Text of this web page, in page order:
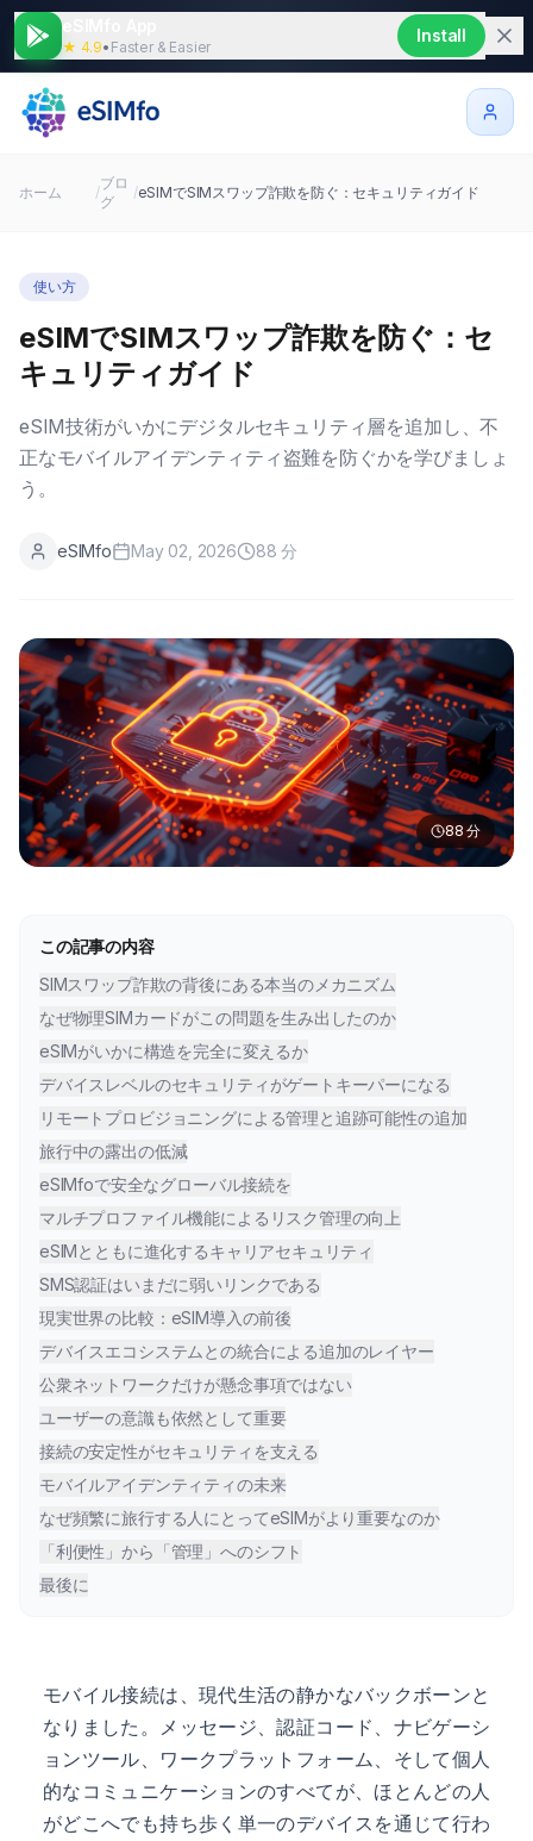
★ 4.9• Faster & Easier
Install
ホーム /
ブロ
グ
/eSIMでSIMスワップ詐欺を防ぐ：セキュリティガイド
使い方
eSIMでSIMスワップ詐欺を防ぐ：セ
キュリティガイド
eSIM技術がいかにデジタルセキュリティ層を追加し、不
正なモバイルアイデンティティ盗難を防ぐかを学びましょ
う。
eSIMfo May 02, 2026 88 分
88 分
この記事の内容
SIMスワップ詐欺の背後にある本当のメカニズム
なぜ物理SIMカードがこの問題を生み出したのか
eSIMがいかに構造を完全に変えるか
デバイスレベルのセキュリティがゲートキーパーになる
リモートプロビジョニングによる管理と追跡可能性の追加
旅行中の露出の低減
eSIMfoで安全なグローバル接続を
マルチプロファイル機能によるリスク管理の向上
eSIMとともに進化するキャリアセキュリティ
SMS認証はいまだに弱いリンクである
現実世界の比較：eSIM導入の前後
デバイスエコシステムとの統合による追加のレイヤー
公衆ネットワークだけが懸念事項ではない
ユーザーの意識も依然として重要
接続の安定性がセキュリティを支える
モバイルアイデンティティの未来
なぜ頻繁に旅行する人にとってeSIMがより重要なのか
「利便性」から「管理」へのシフト
最後に
モバイル接続は、現代生活の静かなバックボーンと
なりました。メッセージ、認証コード、ナビゲーシ
ョンツール、ワークプラットフォーム、そして個人
的なコミュニケーションのすべてが、ほとんどの人
がどこへでも持ち歩く単一のデバイスを通じて行わ